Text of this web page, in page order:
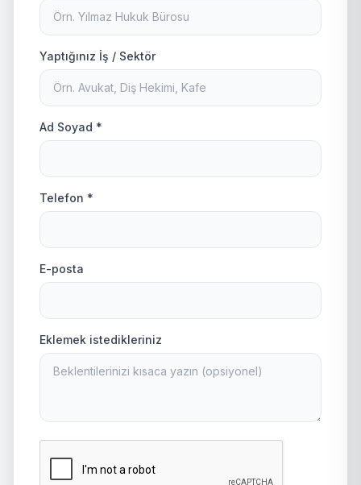
Yaptığınız İş / Sektör
Ad Soyad *
Telefon *
E-posta
Eklemek istedikleriniz